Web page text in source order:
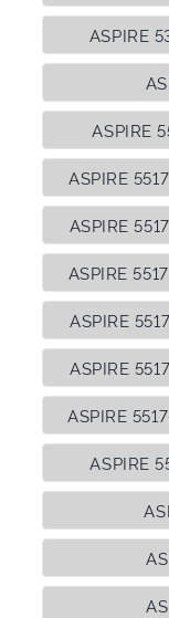
ASPIRE
ASPIRE
ASPIRE
ASPIRE
ASPIRE
ASPIRE
ASPIRE
ASPIRE
ASPIRE